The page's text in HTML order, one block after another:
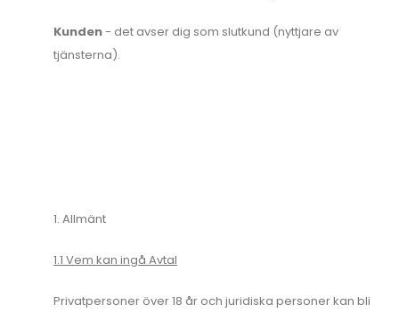
Kunden- det avser dig som slutkund (nyttjare av
tjänsterna).
1. Allmänt
1.1 Vem kan ingå Avtal
Privatpersoner över 18 år och juridiska personer kan bli